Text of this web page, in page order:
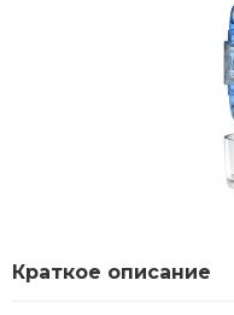
Краткое описание